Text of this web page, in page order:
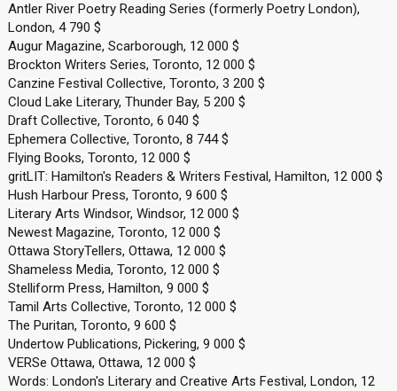
Antler River Poetry Reading Series (formerly Poetry London),
London, 4 790 $
Augur Magazine, Scarborough, 12 000 $
Brockton Writers Series, Toronto, 12 000 $
Canzine Festival Collective, Toronto, 3 200 $
Cloud Lake Literary, Thunder Bay, 5 200 $
Draft Collective, Toronto, 6 040 $
Ephemera Collective, Toronto, 8 744 $
Flying Books, Toronto, 12 000 $
gritLIT: Hamilton's Readers & Writers Festival, Hamilton, 12 000 $
Hush Harbour Press, Toronto, 9 600 $
Literary Arts Windsor, Windsor, 12 000 $
Newest Magazine, Toronto, 12 000 $
Ottawa StoryTellers, Ottawa, 12 000 $
Shameless Media, Toronto, 12 000 $
Stelliform Press, Hamilton, 9 000 $
Tamil Arts Collective, Toronto, 12 000 $
The Puritan, Toronto, 9 600 $
Undertow Publications, Pickering, 9 000 $
VERSe Ottawa, Ottawa, 12 000 $
Words: London's Literary and Creative Arts Festival, London, 12